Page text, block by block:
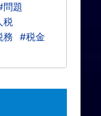
問題
税
務
#税金